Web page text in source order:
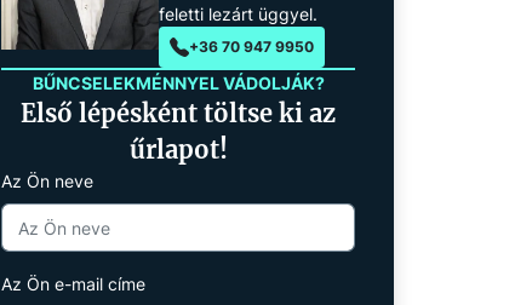
feletti lezárt üggyel.
+36 70 947 9950
BŰNCSELEKMÉNNYEL VÁDOLJÁK?
Első lépésként töltse ki az
űrlapot!
Az Ön neve
Az Ön e-mail címe